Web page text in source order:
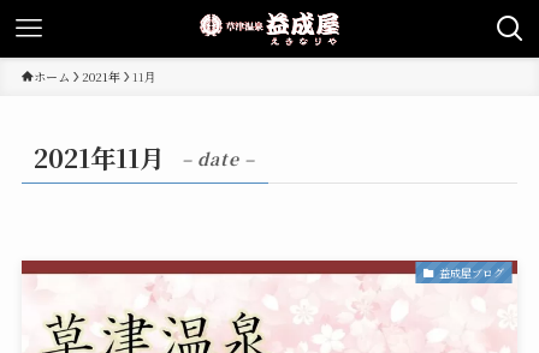
ホーム 2021年 11月
2021年11月 – date –
益成屋ブログ